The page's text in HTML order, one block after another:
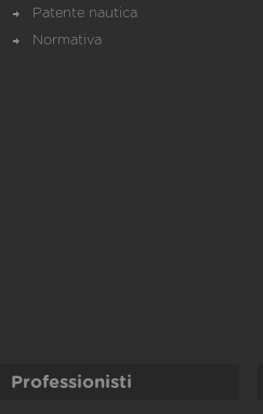
Patente nautica
Normativa
Professionisti